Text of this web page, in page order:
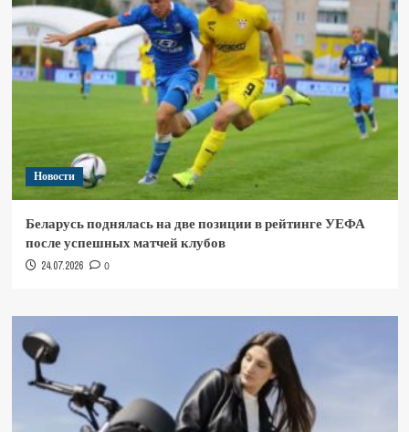
Новости
Беларусь поднялась на две позиции в рейтинге УЕФА
после успешных матчей клубов
24.07.2026 0